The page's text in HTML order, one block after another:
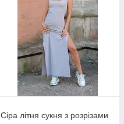
Сіра літня сукня з розрізами